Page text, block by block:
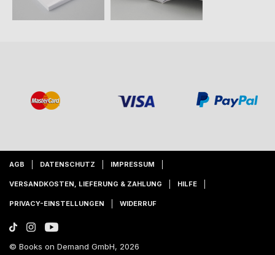
AGB DATENSCHUTZ IMPRESSUM
VERSANDKOSTEN, LIEFERUNG & ZAHLUNG HILFE
PRIVACY-EINSTELLUNGEN WIDERRUF
© Books on Demand GmbH, 2026